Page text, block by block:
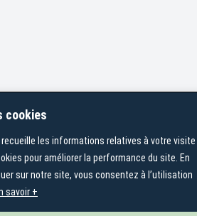
cookies
recueille les informations relatives à votre visite
pour améliorer la performance du site. En
sur notre site, vous consentez à l’utilisation
savoir +